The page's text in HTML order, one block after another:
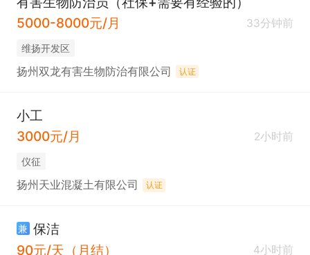
5000-8000元/月
33分钟前
维扬开发区
扬州双龙有害生物防治有限公司 认证
小工
3000元/月
2小时前
仪征
扬州天业混凝土有限公司 认证
兼 保洁
90元/天（月结）
4小时前